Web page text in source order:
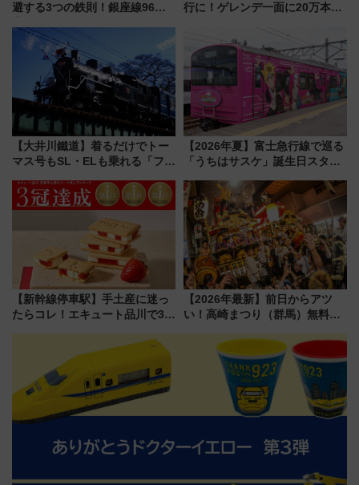
避する3つの鉄則！銀座線96本
ツリー駅の規制まとめ 7/25開催
（2026年）
行に！ゲレンデ一面に20万本の
アひまわり園」開園
【大井川鐵道】着るだけでトー
マス号もSL・ELも乗れる「フリ
受注販売
【2026年夏】富士急行線で巡る
「うちはサスケ」誕生日スタン
定グルメ＆グッズ徹底ガイド
【新幹線停車駅】手土産に迷っ
たらコレ！エキュート品川で3年
【2026年最新】前日からアツ
い！高崎まつり（群馬）無料観
しまで